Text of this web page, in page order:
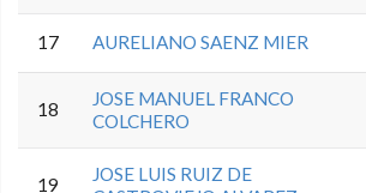
17 AURELIANO SAENZ MIER
18
JOSE MANUEL FRANCO
COLCHERO
19
JOSE LUIS RUIZ DE